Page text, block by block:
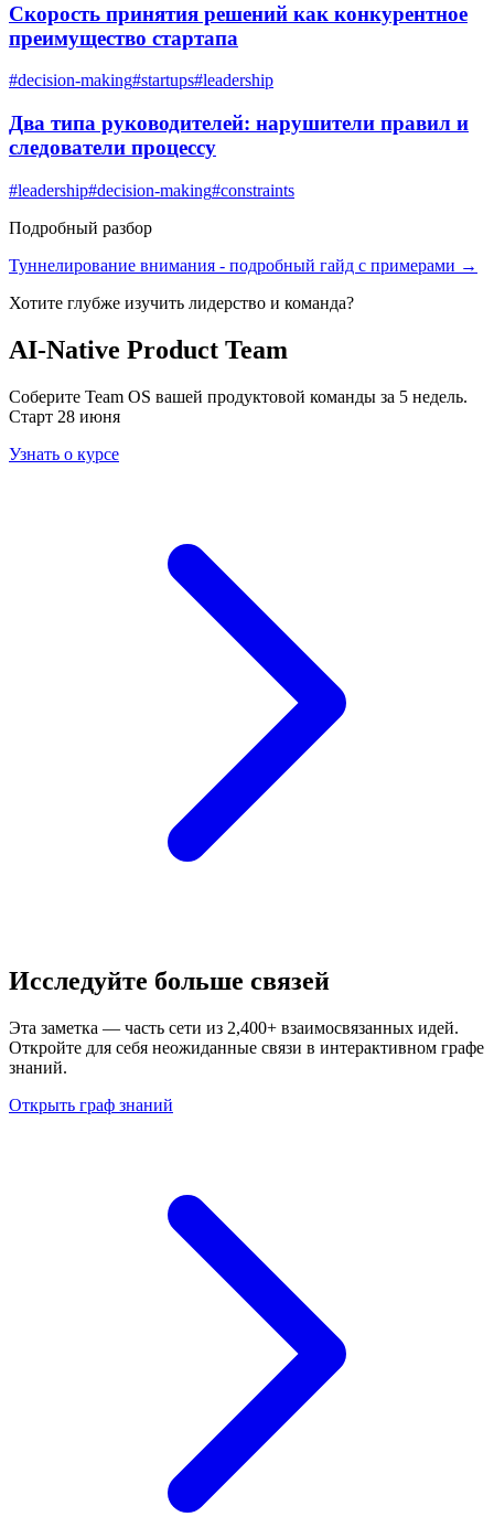
Скорость принятия решений как конкурентное
преимущество стартапа
#decision-making#startups#leadership
Два типа руководителей: нарушители правил и
следователи процессу
#leadership#decision-making#constraints
Подробный разбор
Туннелирование внимания - подробный гайд с примерами →
Хотите глубже изучить лидерство и команда?
AI-Native Product Team
Соберите Team OS вашей продуктовой команды за 5 недель.
Старт 28 июня
Узнать о курсе
Исследуйте больше связей
Эта заметка — часть сети из 2,400+ взаимосвязанных идей.
Откройте для себя неожиданные связи в интерактивном графе
знаний.
Открыть граф знаний